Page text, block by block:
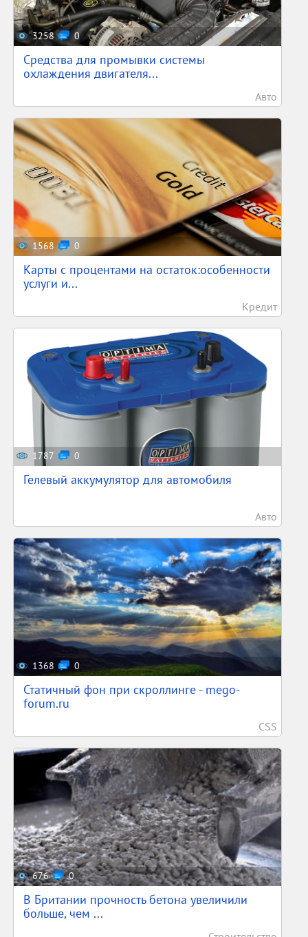
3258 0
Средства для промывки системы
охлаждения двигателя...
Авто
1568 0
Карты с процентами на остаток:особенности
услуги и...
Кредит
1787 0
Гелевый аккумулятор для автомобиля
Авто
1368 0
Статичный фон при скроллинге - mego-
forum.ru
CSS
676 0
В Британии прочность бетона увеличили
больше, чем ...